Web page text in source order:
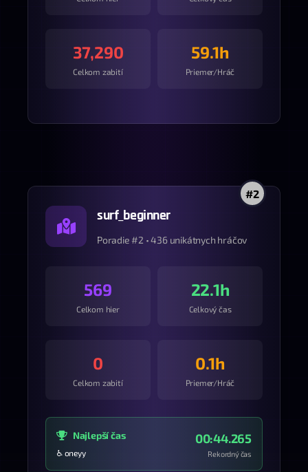
37,290
Celkom zabití
59.1h
Priemer/Hráč
#2
surf_beginner
Poradie #2 • 436 unikátnych hráčov
569
Celkom hier
22.1h
Celkový čas
0
Celkom zabití
0.1h
Priemer/Hráč
Najlepší čas
♿ oneyy
00:44.265
Rekordný čas